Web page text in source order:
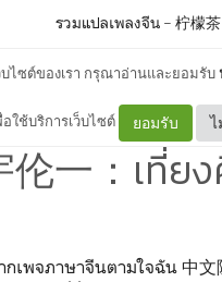
บไซต์ของเรา กรุณาอ่านและยอมรับ
อใช้บริการเว็บไซต์ ยอมรับ ไ
รวมแปลเพลงจีน – 柠檬茶
เพลงจีน 《#
伦一：เที่ยง
เพจภาษาจีนตามใจฉัน 中文